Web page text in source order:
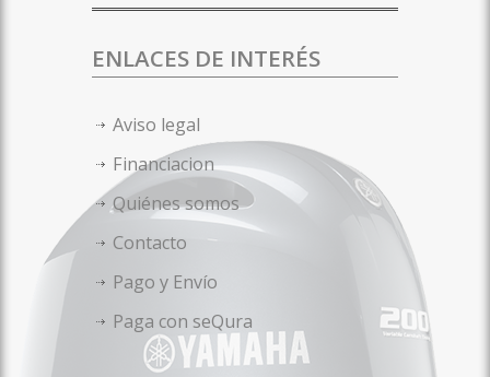
ENLACES DE INTERÉS
Aviso legal
Financiacion
Quiénes somos
Contacto
Pago y Envío
Paga con seQura